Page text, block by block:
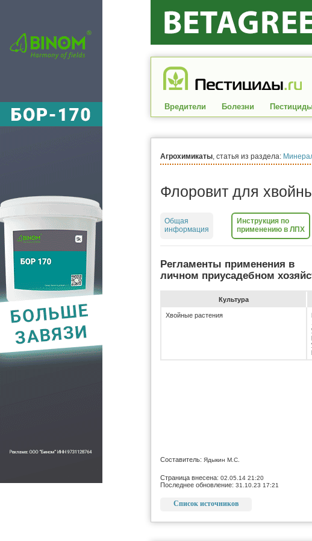
Вредители Болезни
Агрохимикаты, статья из раздела:
Флоровит для
Общая
информация
Инструкция по
применению в ЛПХ
Регламенты применения в
личном приусадебном
Культура
Хвойные растения
Составитель: Ядыкин М.С.
Страница внесена: 02.05.14 21:20
Последнее обновление: 31.10.23 17:21
Список источников